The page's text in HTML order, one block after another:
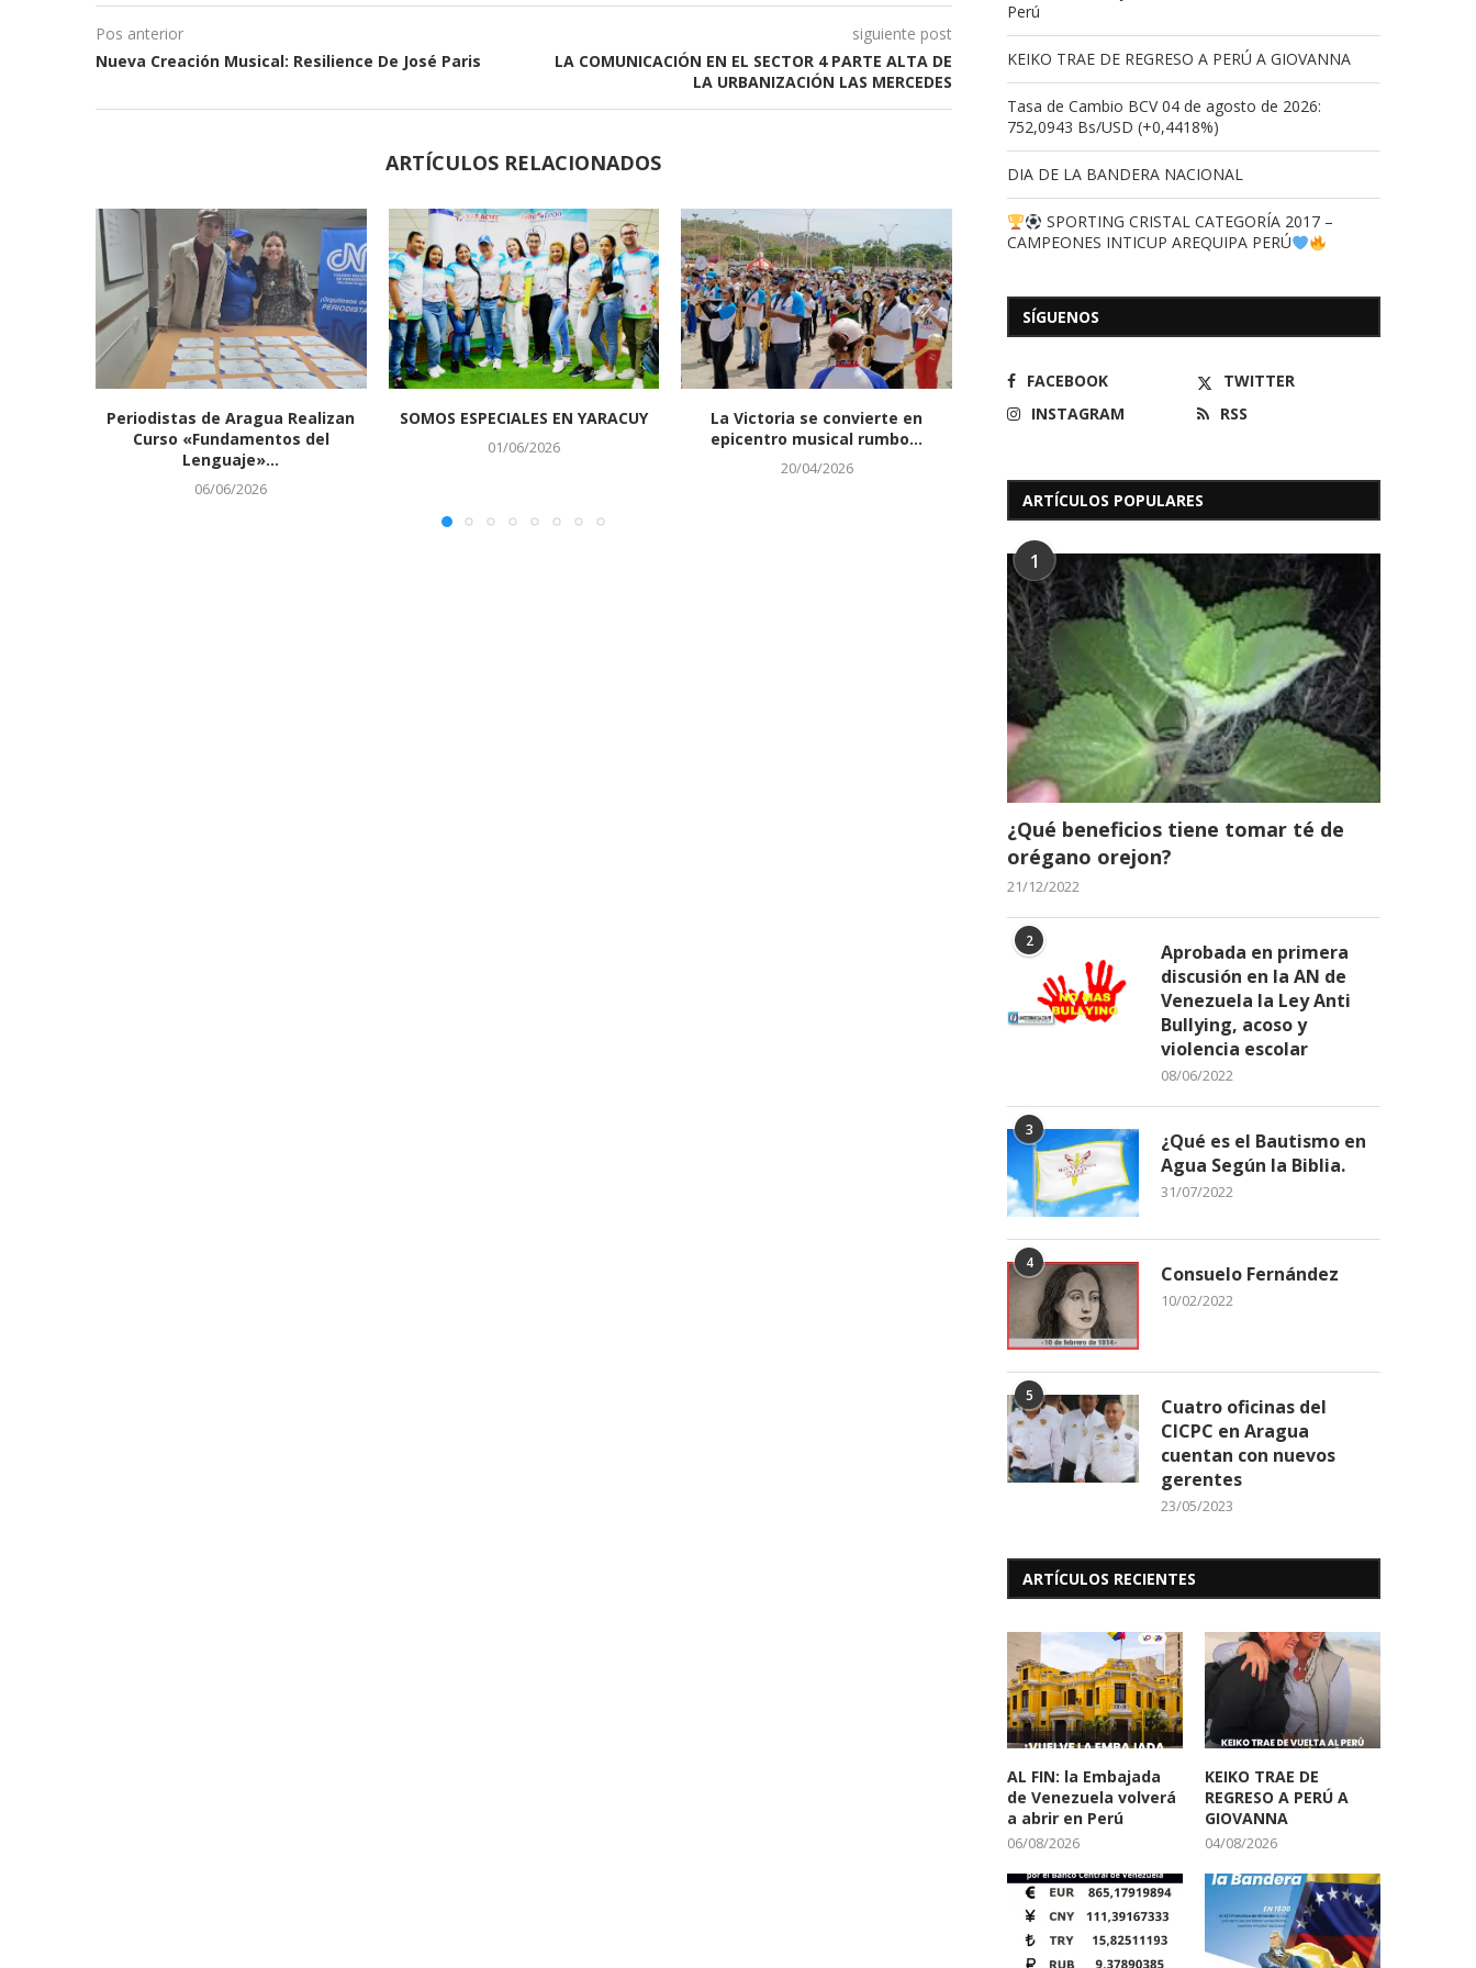
Pos anterior
Nueva Creación Musical: Resilience De José Paris
siguiente post
LA COMUNICACIÓN EN EL SECTOR 4 PARTE ALTA DE
LA URBANIZACIÓN LAS MERCEDES
ARTÍCULOS RELACIONADOS
Periodistas de Aragua Realizan
Curso «Fundamentos del
Lenguaje»...
06/06/2026
SOMOS ESPECIALES EN YARACUY
01/06/2026
La Victoria se convierte en
epicentro musical rumbo...
20/04/2026
Periodistas recibieron equipo en
17/12/2025
Perú
KEIKO TRAE DE REGRESO A PERÚ A GIOVANNA
Tasa de Cambio BCV 04 de agosto de 2026:
752,0943 Bs/USD (+0,4418%)
DIA DE LA BANDERA NACIONAL
SPORTING CRISTAL CATEGORÍA 2017 –
CAMPEONES INTICUP AREQUIPA PERÚ
SÍGUENOS
FACEBOOK
TWITTER
INSTAGRAM
RSS
ARTÍCULOS POPULARES
1
¿Qué beneficios tiene tomar té de
orégano orejon?
21/12/2022
2
Aprobada en primera
discusión en la AN de
Venezuela la Ley Anti
Bullying, acoso y
violencia escolar
08/06/2022
3
¿Qué es el Bautismo en
Agua Según la Biblia.
31/07/2022
4 Consuelo Fernández
10/02/2022
5
Cuatro oficinas del
CICPC en Aragua
cuentan con nuevos
gerentes
23/05/2023
ARTÍCULOS RECIENTES
AL FIN: la Embajada
de Venezuela volverá
a abrir en Perú
06/08/2026
KEIKO TRAE DE
REGRESO A PERÚ A
GIOVANNA
04/08/2026